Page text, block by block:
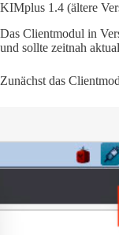
KIMplus 1.4 (ältere
Das Clientmodul in
und sollte zeitnah
Zunächst das